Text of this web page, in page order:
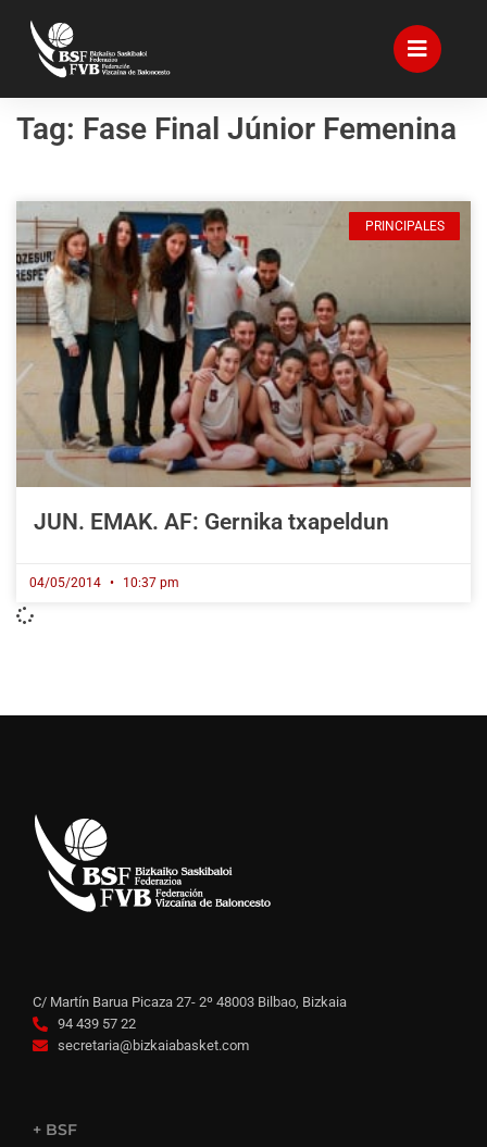
Tag: Fase Final Júnior Femenina
PRINCIPALES
JUN. EMAK. AF: Gernika txapeldun
04/05/2014 10:37 pm
C/ Martín Barua Picaza 27- 2º 48003 Bilbao, Bizkaia
94 439 57 22
secretaria@bizkaiabasket.com
+ BSF